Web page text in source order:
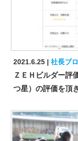
2021.6.25 社長ブ
ＺＥＨビルダー
つ星）の評価を頂